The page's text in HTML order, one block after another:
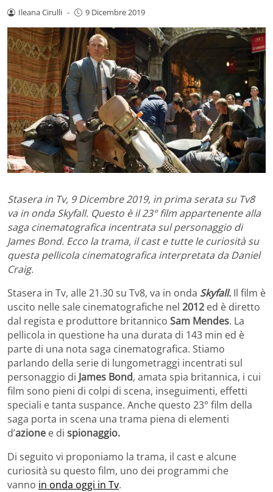
Ileana Cirulli - 9 Dicembre 2019
Stasera in Tv, 9 Dicembre 2019, in prima serata su Tv8
va in onda Skyfall. Questo è il 23° film appartenente alla
saga cinematografica incentrata sul personaggio di
James Bond. Ecco la trama, il cast e tutte le curiosità su
questa pellicola cinematografica interpretata da Daniel
Craig.
Stasera in Tv, alle 21.30 su Tv8, va in onda Skyfall. Il film è
uscito nelle sale cinematografiche nel 2012 ed è diretto
dal regista e produttore britannico Sam Mendes. La
pellicola in questione ha una durata di 143 min ed è
parte di una nota saga cinematografica. Stiamo
parlando della serie di lungometraggi incentrati sul
personaggio di James Bond, amata spia britannica, i cui
film sono pieni di colpi di scena, inseguimenti, effetti
speciali e tanta suspance. Anche questo 23° film della
saga porta in scena una trama piena di elementi
d’azione e di spionaggio.
Di seguito vi proponiamo la trama, il cast e alcune
curiosità su questo film, uno dei programmi che
vanno in onda oggi in Tv.